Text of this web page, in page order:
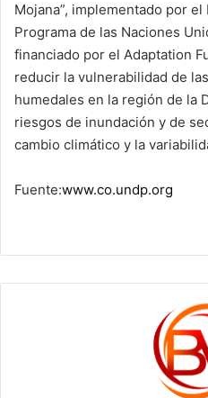
Mojana”, implementado por
Programa de las Naciones
financiado por el Adaptation
reducir la vulnerabilidad de
humedales en la región de la
riesgos de inundación y de
cambio climático y la
Fuente:www.co.undp.org